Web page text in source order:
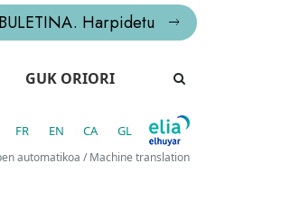
BULETINA. Harpidetu
GUK ORIORI
FR EN CA GL
automatikoa / Machine translation